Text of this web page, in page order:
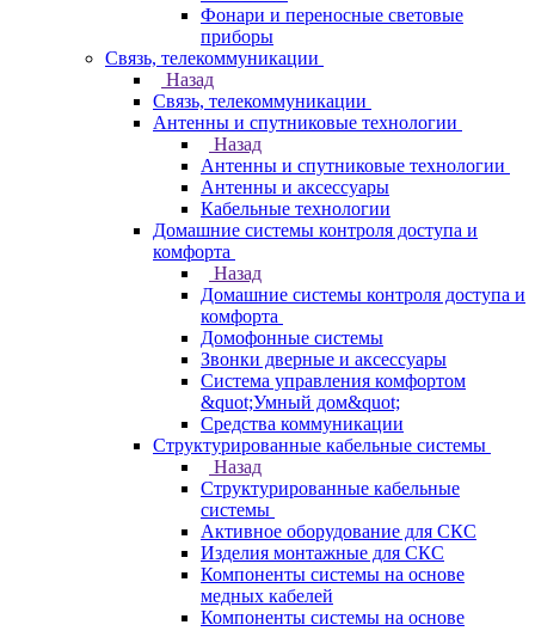
Фонари и переносные световые
приборы
Связь, телекоммуникации
Назад
Связь, телекоммуникации
Антенны и спутниковые технологии
Назад
Антенны и спутниковые технологии
Антенны и аксессуары
Кабельные технологии
Домашние системы контроля доступа и
комфорта
Назад
Домашние системы контроля доступа и
комфорта
Домофонные системы
Звонки дверные и аксессуары
Система управления комфортом
&quot;Умный дом&quot;
Средства коммуникации
Структурированные кабельные системы
Назад
Структурированные кабельные
системы
Активное оборудование для СКС
Изделия монтажные для СКС
Компоненты системы на основе
медных кабелей
Компоненты системы на основе